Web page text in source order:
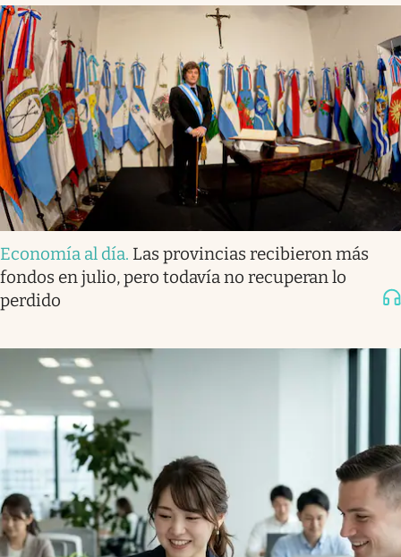
Economía al día. Las provincias recibieron más
fondos en julio, pero todavía no recuperan lo
perdido